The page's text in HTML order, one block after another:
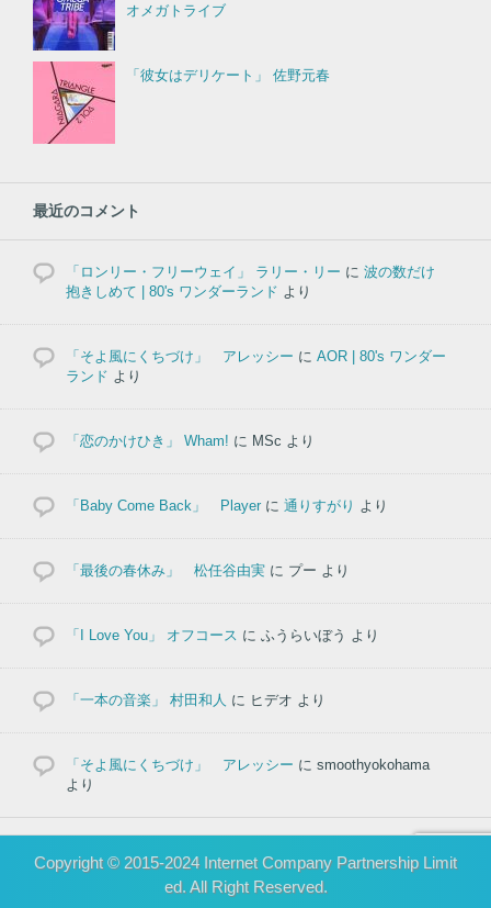
オメガトライブ
「彼女はデリケート」 佐野元春
最近のコメント
「ロンリー・フリーウェイ」 ラリー・リー に 波の数だけ
抱きしめて | 80's ワンダーランド より
「そよ風にくちづけ」 アレッシー に AOR | 80's ワンダー
ランド より
「恋のかけひき」 Wham! に MSc より
「Baby Come Back」 Player に 通りすがり より
「最後の春休み」 松任谷由実 に プー より
「I Love You」 オフコース に ふうらいぼう より
「一本の音楽」 村田和人 に ヒデオ より
「そよ風にくちづけ」 アレッシー に smoothyokohama
より
Copyright © 2015-2024 Internet Company Partnership Limit
ed. All Right Reserved.